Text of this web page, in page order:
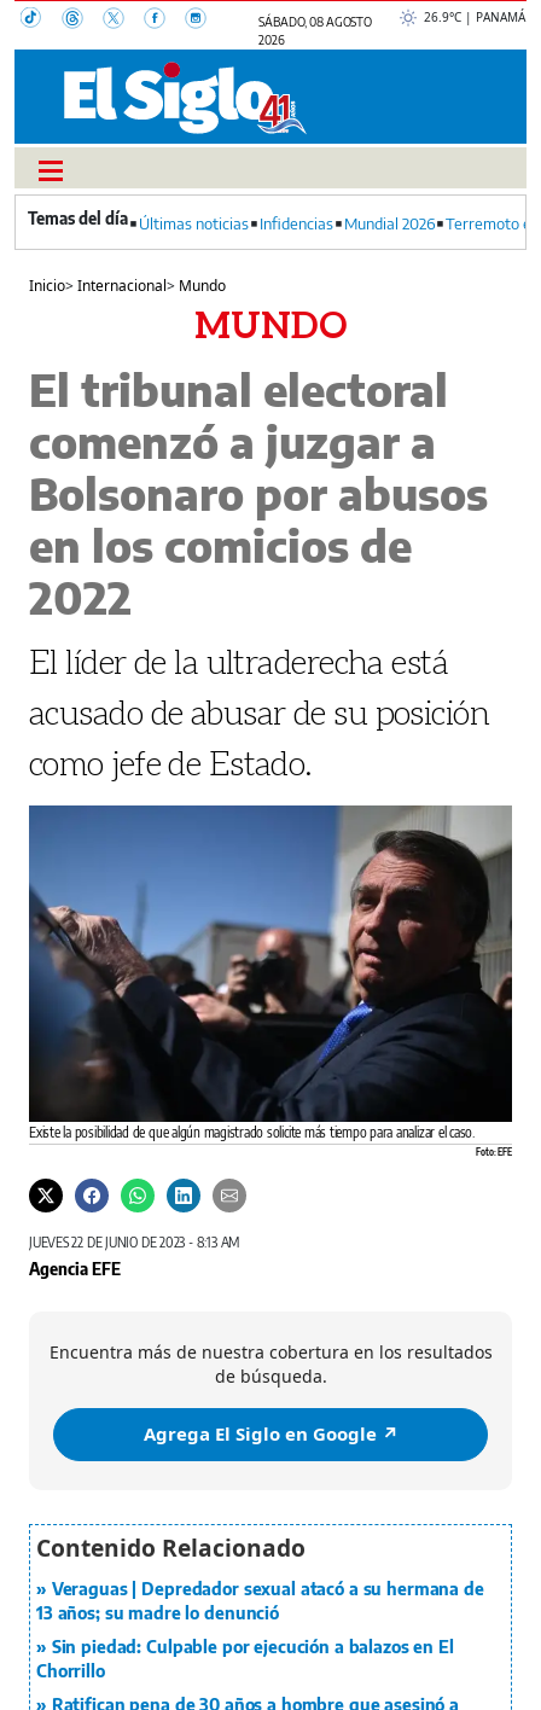
SÁBADO, 08 AGOSTO
2026
26.9°C | PANAMÁ
Últimas noticias Infidencias Mundial 2026 Terremoto
Inicio>Internacional> Mundo
MUNDO
El tribunal electoral
comenzó a juzgar a
Bolsonaro por abusos
en los comicios de
2022
El líder de la ultraderecha está
acusado de abusar de su posición
como jefe de Estado.
Existe la posibilidad de que algún magistrado solicite más tiempo para analizar el caso.
Foto: EFE
JUEVES 22 DE JUNIO DE 2023 - 8:13 AM
Agencia EFE
Encuentra más de nuestra cobertura en los resultados
de búsqueda.
Agrega El Siglo en Google ↗️
Veraguas | Depredador sexual atacó a su hermana de
13 años; su madre lo denunció
Sin piedad: Culpable por ejecución a balazos en El
Chorrillo
Ratifican pena de 30 años a hombre que asesinó a